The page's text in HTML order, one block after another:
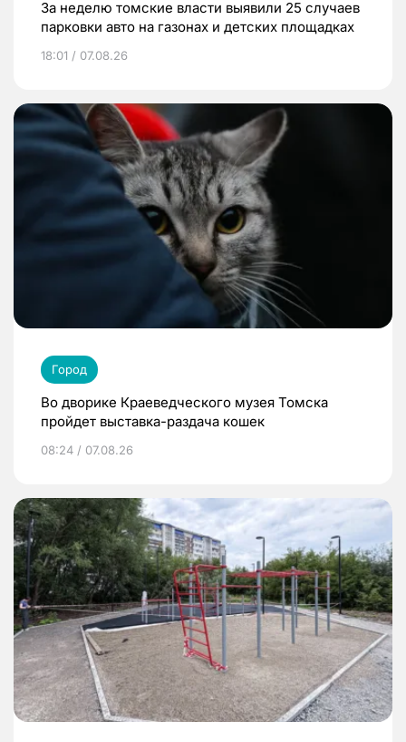
За неделю томские власти выявили 25 случаев
парковки авто на газонах и детских площадках
18:01 / 07.08.26
Город
Во дворике Краеведческого музея Томска
пройдет выставка-раздача кошек
08:24 / 07.08.26